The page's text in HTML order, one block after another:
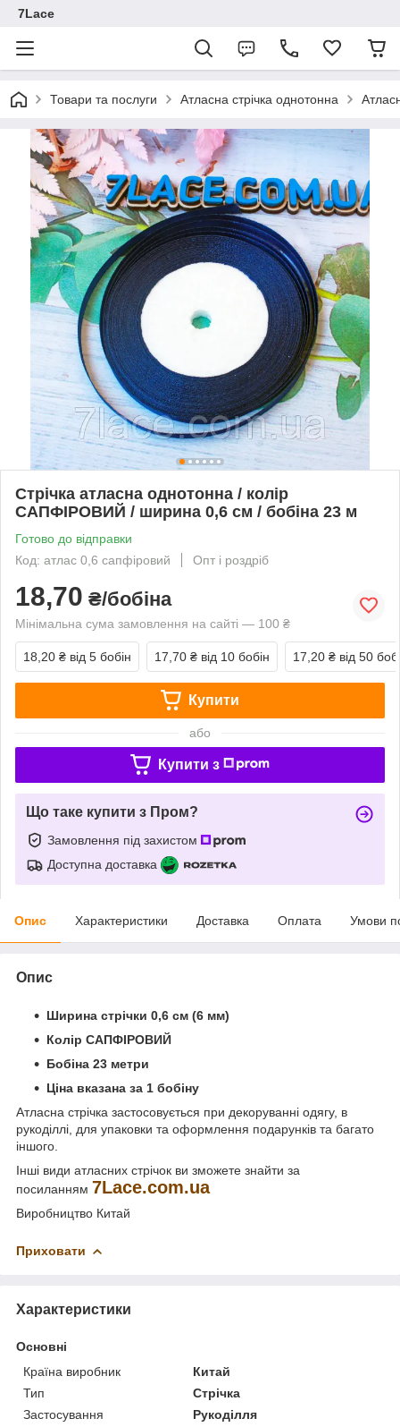
7Lace
Товари та послуги Атласна стрічка однотонна
Стрічка атласна однотонна / колір
САПФІРОВИЙ / ширина 0,6 см / бобіна 23 м
Готово до відправки
Код: атлас 0,6 сапфіровий
Опт і роздріб
18,70 ₴/бобіна
Мінімальна сума замовлення на сайті — 100 ₴
18,20 ₴ від 5 бобін 17,70 ₴ від 10 бобін 17,20 ₴ від 50
Купити
або
Купити з
Що таке купити з Пром?
Замовлення під захистом
Доступна доставка
Опис Характеристики Доставка Оплата Умови
Опис
Ширина стрічки 0,6 см (6 мм)
Колір САПФІРОВИЙ
Бобіна 23 метри
Ціна вказана за 1 бобіну
Атласна стрічка застосовується при декоруванні одягу, в
рукоділлі, для упаковки та оформлення подарунків та багато
іншого.
Інші види атласних стрічок ви зможете знайти за
посиланням 7Lace.com.ua
Виробництво Китай
Приховати
Характеристики
Основні
Країна виробник
Китай
Тип
Стрічка
Застосування
Рукоділля